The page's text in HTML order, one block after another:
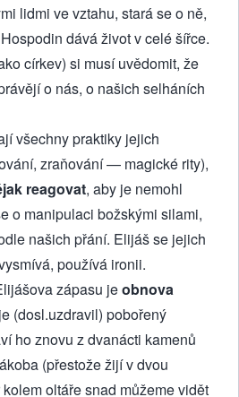
lidmi ve vztahu, stará se o ně,
dává život v celé šířce.
církev) si musí uvědomit, že
o nás, o našich selháních
všechny praktiky jejich
zraňování — magické rity),
reagovat, aby je nemohl
o manipulaci božskými silami,
našich přání. Elijáš se jejich
používá ironii.
zápasu jeobnova
(dosl.uzdravil) pobořený
ho znovu z dvanácti kamenů
(přestože žijí v dvou
oltáře snad můžeme vidět